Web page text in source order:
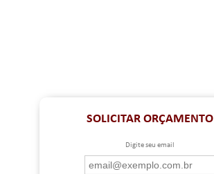
SOLICITAR ORÇAMENTO
Digite seu email